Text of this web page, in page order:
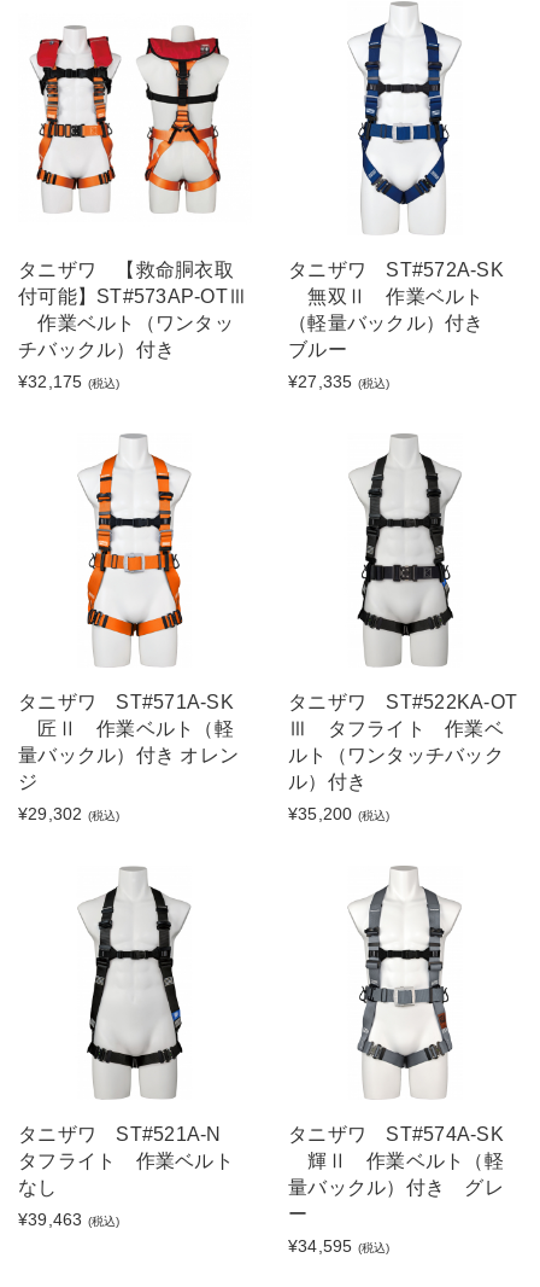
タニザワ 【救命胴衣取
付可能】ST#573AP-OTⅢ
作業ベルト（ワンタッ
チバックル）付き
¥32,175 (税込)
タニザワ ST#572A-SK
無双Ⅱ 作業ベルト
（軽量バックル）付き
ブルー
¥27,335 (税込)
タニザワ ST#571A-SK
匠Ⅱ 作業ベルト（軽
量バックル）付き オレン
ジ
¥29,302 (税込)
タニザワ ST#522KA-OT
Ⅲ タフライト 作業ベ
ルト（ワンタッチバック
ル）付き
¥35,200 (税込)
タニザワ ST#521A-N
タフライト 作業ベルト
なし
¥39,463 (税込)
タニザワ ST#574A-SK
輝Ⅱ 作業ベルト（軽
量バックル）付き グレ
ー
¥34,595 (税込)